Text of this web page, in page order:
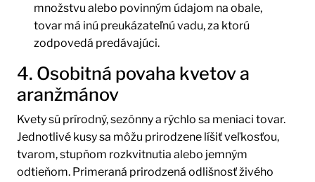
množstvu alebo povinným údajom na obale,
tovar má inú preukázateľnú vadu, za ktorú
zodpovedá predávajúci.
4. Osobitná povaha kvetov a
aranžmánov
Kvety sú prírodný, sezónny a rýchlo sa meniaci tovar.
Jednotlivé kusy sa môžu prirodzene líšiť veľkosťou,
tvarom, stupňom rozkvitnutia alebo jemným
odtieňom. Primeraná prirodzená odlišnosť živého